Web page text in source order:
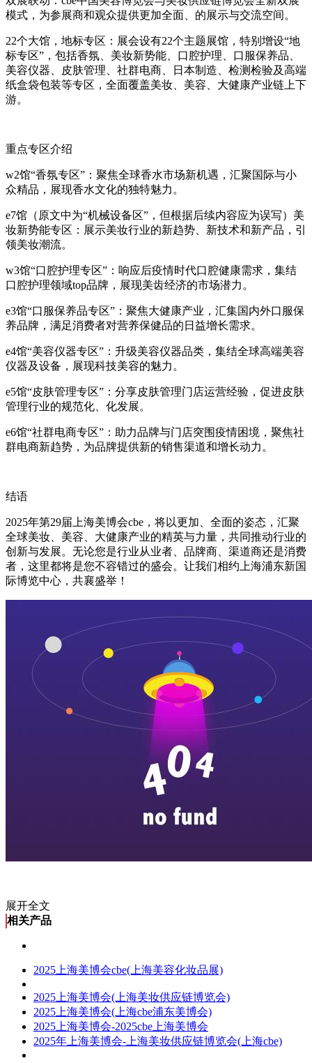
模式，为参展商和观众提供更加全面、的展示与交流空间。
22个大馆，地标专区：展会设有22个主题展馆，特别增设“地
标专区”，包括香氛、美妆新势能、口腔护理、口服保养品、
美容仪器、皮肤管理、社群电商、日本制造、检测检验及高端
纸盒袋包装等专区，全面覆盖美妆、美容、大健康产业链上下
游。
重点专区介绍
w2馆“香氛专区”：聚焦全球香水市场新机遇，汇聚国际与小
众精品，展现香水文化的独特魅力。
e7馆（原文中为“机械设备区”，但根据后续内容应为误写）美
妆新势能专区：展示美妆行业的新趋势、新技术和新产品，引
领美妆潮流。
w3馆“口腔护理专区”：响应后疫情时代口腔健康需求，集结
口腔护理领域top品牌，展现美齿经济的市场潜力。
e3馆“口服保养品专区”：聚焦大健康产业，汇集国内外口服保
养品牌，满足消费者对营养保健品的日益增长需求。
e4馆“美容仪器专区”：升级美容仪器品类，集结全球高端美容
仪器及设备，展现科技美容的魅力。
e5馆“皮肤管理专区”：分享皮肤管理门店运营经验，促进皮肤
管理行业的规范化、化发展。
e6馆“社群电商专区”：助力品牌与门店突围疫情困境，聚焦社
群电商新趋势，为品牌提供新的销售渠道和增长动力。
结语
2025年第29届上海美博会cbe，将以更加、全面的姿态，汇聚
全球美妆、美容、大健康产业的精英与力量，共同推动行业的
创新与发展。无论您是行业从业者、品牌商、渠道商还是消费
者，这里都将是您不容错过的盛会。让我们相约上海浦东新国
际博览中心，共襄盛举！
展开全文
相关产品
2025上海美博会cbe(上海美容化妆品展)
2025上海美博会(上海美妆供应链博览会)
2025上海美博会(上海cbe浦东美博会)
2025上海美博会-2025cbe上海美博会
2025年上海美博会-上海美妆供应链博览会(上海cbe)